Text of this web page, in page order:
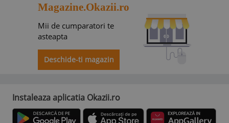
Magazine.Okazii.ro
Mii de cumparatori te
asteapta
Deschide-ti magazin
Instaleaza aplicatia Okazii.ro